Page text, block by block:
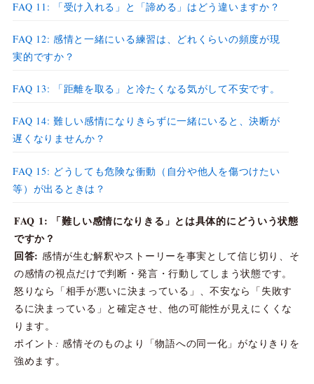
FAQ 11: 「受け入れる」と「諦める」はどう違いますか？
FAQ 12: 感情と一緒にいる練習は、どれくらいの頻度が現
実的ですか？
FAQ 13: 「距離を取る」と冷たくなる気がして不安です。
FAQ 14: 難しい感情になりきらずに一緒にいると、決断が
遅くなりませんか？
FAQ 15: どうしても危険な衝動（自分や他人を傷つけたい
等）が出るときは？
FAQ 1: 「難しい感情になりきる」とは具体的にどういう状態
ですか？
回答: 感情が生む解釈やストーリーを事実として信じ切り、そ
の感情の視点だけで判断・発言・行動してしまう状態です。
怒りなら「相手が悪いに決まっている」、不安なら「失敗す
るに決まっている」と確定させ、他の可能性が見えにくくな
ります。
ポイント: 感情そのものより「物語への同一化」がなりきりを
強めます。